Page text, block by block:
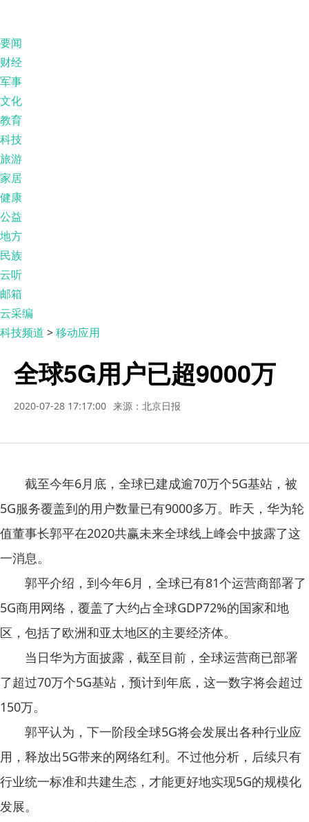
要闻
财经
军事
文化
教育
科技
旅游
家居
健康
公益
地方
民族
云听
邮箱
云采编
科技频道 >移动应用
全球5G用户已超9000万
2020-07-28 17:17:00 来源：北京日报
截至今年6月底，全球已建成逾70万个5G基站，被
5G服务覆盖到的用户数量已有9000多万。昨天，华为轮
值董事长郭平在2020共赢未来全球线上峰会中披露了这
一消息。
郭平介绍，到今年6月，全球已有81个运营商部署了
5G商用网络，覆盖了大约占全球GDP72%的国家和地
区，包括了欧洲和亚太地区的主要经济体。
当日华为方面披露，截至目前，全球运营商已部署
了超过70万个5G基站，预计到年底，这一数字将会超过
150万。
郭平认为，下一阶段全球5G将会发展出各种行业应
用，释放出5G带来的网络红利。不过他分析，后续只有
行业统一标准和共建生态，才能更好地实现5G的规模化
发展。